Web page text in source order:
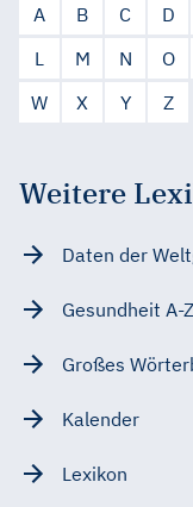
A B C D
L
M N O
W
X Y Z
Weitere
Daten der
Gesundheit A-Z
Großes
Kalender
Lexikon